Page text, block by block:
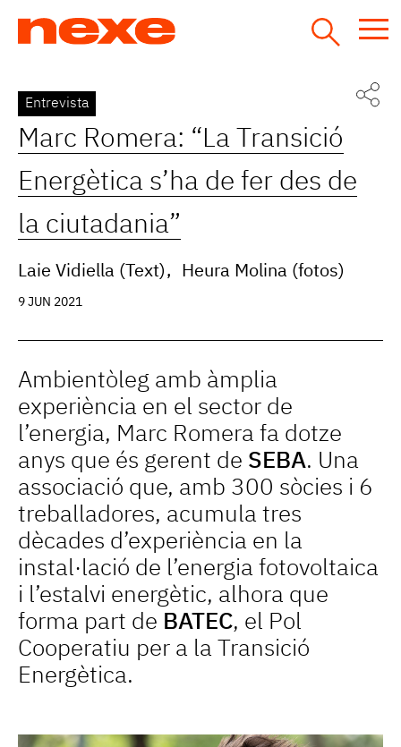
Back
to
top
Entrevista
Marc Romera: “La Transició
Energètica s’ha de fer des de
la ciutadania”
Laie Vidiella (Text) Heura Molina (fotos)
9 JUN 2021
Ambientòleg amb àmplia
experiència en el sector de
l’energia, Marc Romera fa dotze
anys que és gerent de SEBA. Una
associació que, amb 300 sòcies i 6
treballadores, acumula tres
dècades d’experiència en la
instal·lació de l’energia fotovoltaica
i l’estalvi energètic, alhora que
forma part de BATEC, el Pol
Cooperatiu per a la Transició
Energètica.